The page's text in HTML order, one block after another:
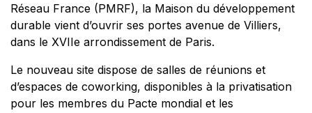
Réseau France (PMRF), la Maison du développement
durable vient d’ouvrir ses portes avenue de Villiers,
dans le XVIIe arrondissement de Paris.
Le nouveau site dispose de salles de réunions et
d’espaces de coworking, disponibles à la privatisation
pour les membres du Pacte mondial et les